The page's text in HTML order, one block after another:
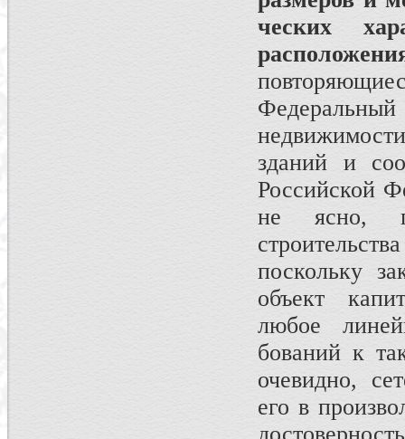
ческих
зданий и
Российской
не ясно,
поскольку
объект
любое
бований к
очевидно,
его в